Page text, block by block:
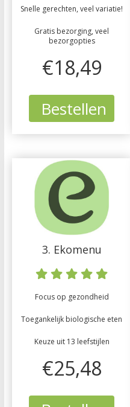
Snelle gerechten, veel variatie!
Gratis bezorging, veel
bezorgopties
€18,49
Bestellen
3. Ekomenu
Focus op gezondheid
Toegankelijk biologische eten
Keuze uit 13 leefstijlen
€25,48